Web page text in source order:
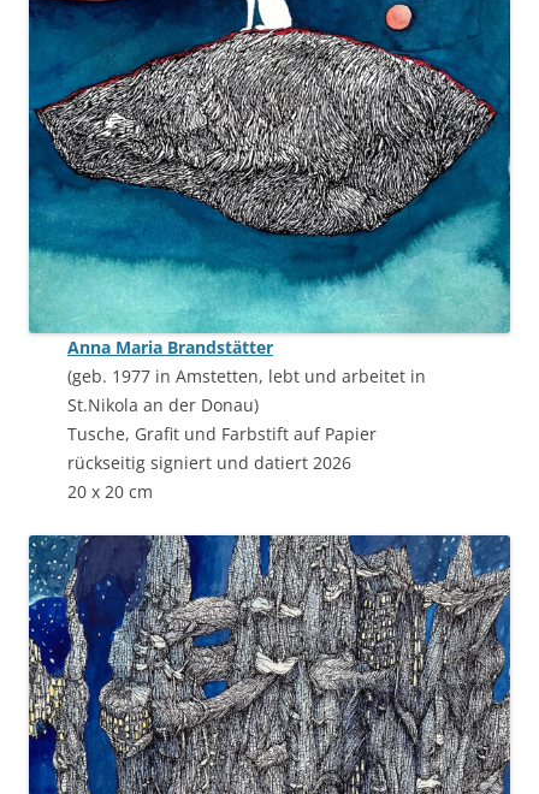
Anna Maria Brandstätter
(geb. 1977 in Amstetten, lebt und arbeitet in
St.Nikola an der Donau)
Tusche, Grafit und Farbstift auf Papier
rückseitig signiert und datiert 2026
20 x 20 cm